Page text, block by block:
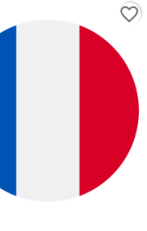
favorite_border